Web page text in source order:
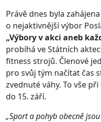
Právě dnes byla
o nejaktivnější výbor
„Výbory v akci aneb
probíhá ve Státních
fitness strojů. Členové
pro svůj tým načítat čas
zvednuté váhy. To vše
do 15. září.
„Sport a pohyb obecně